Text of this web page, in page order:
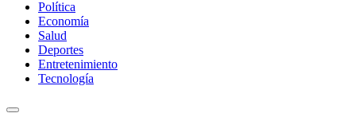
Política
Economía
Salud
Deportes
Entretenimiento
Tecnología